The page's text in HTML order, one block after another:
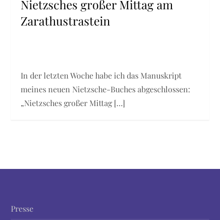
Nietzsches großer Mittag am
Zarathustrastein
In der letzten Woche habe ich das Manuskript
meines neuen Nietzsche-Buches abgeschlossen:
„Nietzsches großer Mittag […]
Presse